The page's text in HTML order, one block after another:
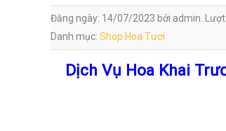
Đăng ngày: 14/07/2023 bởi admin.
Danh mục: Shop Hoa Tươi
Dịch Vụ Hoa Khai